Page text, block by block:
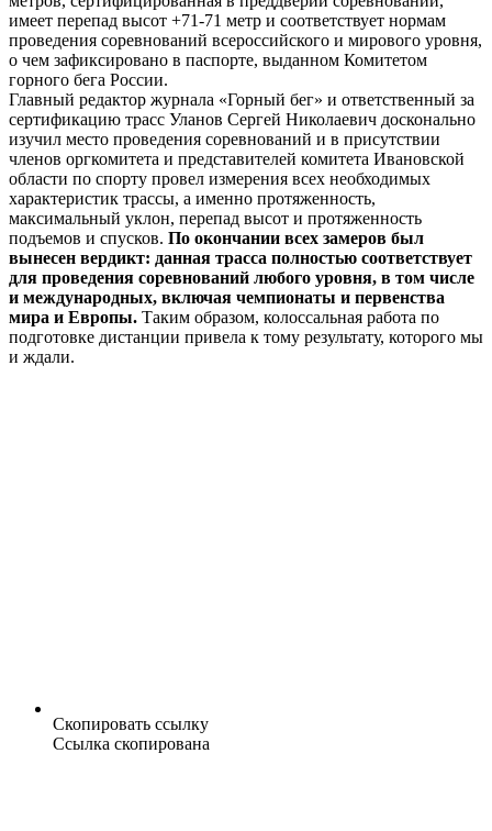
имеет перепад высот +71-71 метр и соответствует нормам
проведения соревнований всероссийского и мирового уровня,
о чем зафиксировано в паспорте, выданном Комитетом
горного бега России.
Главный редактор журнала «Горный бег» и ответственный за
сертификацию трасс Уланов Сергей Николаевич досконально
изучил место проведения соревнований и в присутствии
членов оргкомитета и представителей комитета Ивановской
области по спорту провел измерения всех необходимых
характеристик трассы, а именно протяженность,
максимальный уклон, перепад высот и протяженность
подъемов и спусков. По окончании всех замеров был
вынесен вердикт: данная трасса полностью соответствует
для проведения соревнований любого уровня, в том числе
и международных, включая чемпионаты и первенства
мира и Европы. Таким образом, колоссальная работа по
подготовке дистанции привела к тому результату, которого мы
и ждали.
Скопировать ссылку
Ссылка скопирована